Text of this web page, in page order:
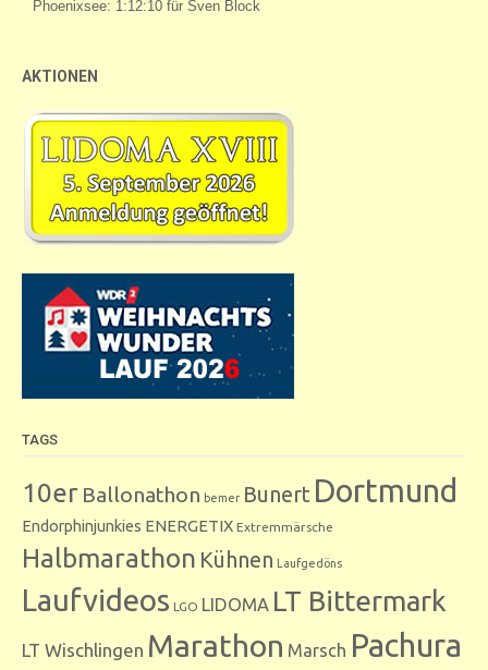
AKTIONEN
TAGS
10er Ballonathon bemer Bunert Dortmund
Endorphinjunkies ENERGETIX Extremmärsche
Halbmarathon Kühnen Laufgedöns
Laufvideos LGO LIDOMA LT Bittermark
LT Wischlingen Marathon Marsch Pachura